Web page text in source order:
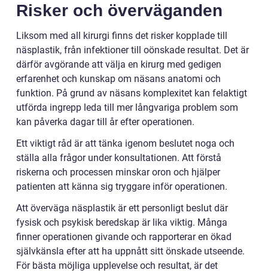
Risker och överväganden
Liksom med all kirurgi finns det risker kopplade till
näsplastik, från infektioner till oönskade resultat. Det är
därför avgörande att välja en kirurg med gedigen
erfarenhet och kunskap om näsans anatomi och
funktion. På grund av näsans komplexitet kan felaktigt
utförda ingrepp leda till mer långvariga problem som
kan påverka dagar till år efter operationen.
Ett viktigt råd är att tänka igenom beslutet noga och
ställa alla frågor under konsultationen. Att förstå
riskerna och processen minskar oron och hjälper
patienten att känna sig tryggare inför operationen.
Att överväga näsplastik är ett personligt beslut där
fysisk och psykisk beredskap är lika viktig. Många
finner operationen givande och rapporterar en ökad
självkänsla efter att ha uppnått sitt önskade utseende.
För bästa möjliga upplevelse och resultat, är det